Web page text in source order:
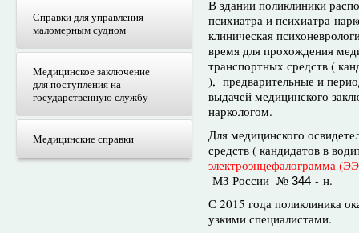
Справки для управления
маломерным судном
Медицинское заключение
для поступления на
государственную службу
Медицинские справки
В здании поликлиники
психиатра и психиатра-
клиническая
время для прохождения
транспортных средств (
), предварительные и
выдачей медицинского
наркологом.
Для медицинского
средств ( кандидатов в
электроэнцефалограмма
МЗ России № 344 - н.
С 2015 года поликлиника
узкими специалистами.